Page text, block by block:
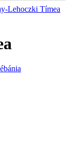
Lehoczki Tímea